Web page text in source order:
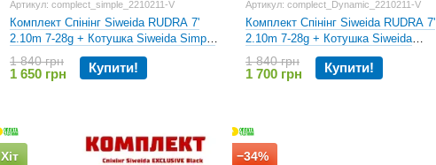
Артикул: complect_simple_2210211-V
Комплект Спінінг Siweida RUDRA 7'
2.10m 7-28g + Котушка Siweida Simple
4000
1 840 грн
1 650 грн Купити!
Артикул: complect_Dynamic_2210211-V
Комплект Спінінг Siweida RUDRA 7'
2.10m 7-28g + Котушка Siweida
Dynamic 3000
1 840 грн
1 700 грн Купити!
Хіт −34%